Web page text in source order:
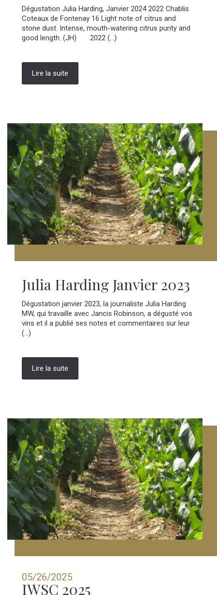
Dégustation Julia Harding, Janvier 2024 2022 Chablis
Coteaux de Fontenay 16 Light note of citrus and
stone dust. Intense, mouth-watering citrus purity and
good length. (JH) 2022 (...)
Lire la suite
Julia Harding Janvier 2023
Dégustation janvier 2023, la journaliste Julia Harding
MW, qui travaille avec Jancis Robinson, a dégusté vos
vins et il a publié ses notes et commentaires sur leur
(...)
Lire la suite
05/26/2025
IWSC 2025